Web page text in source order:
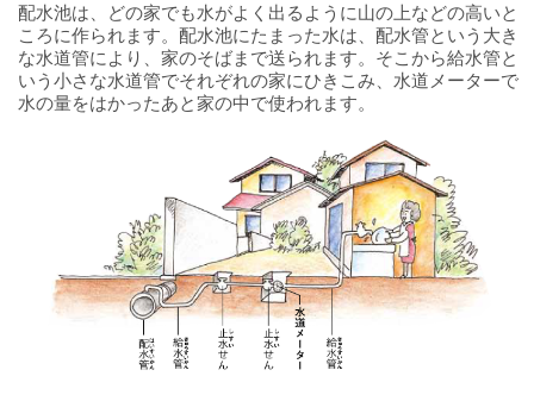
配水池は、どの家でも水がよく出るように山の上などの高いと
ころに作られます。配水池にたまった水は、配水管という大き
な水道管により、家のそばまで送られます。そこから給水管と
いう小さな水道管でそれぞれの家にひきこみ、水道メーターで
水の量をはかったあと家の中で使われます。